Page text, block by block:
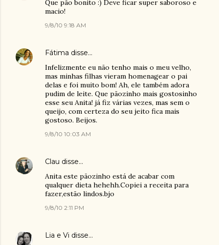
Que pão bonito :) Deve ficar super saboroso e
macio!
9/8/10 9:18 AM
Fátima disse…
Infelizmente eu não tenho mais o meu velho,
mas minhas filhas vieram homenagear o pai
delas e foi muito bom! Ah, ele também adora
pudim de leite. Que pãozinho mais gostosinho
esse seu Anita! já fiz várias vezes, mas sem o
queijo, com certeza do seu jeito fica mais
gostoso. Beijos.
9/8/10 10:03 AM
Clau disse…
Anita este pãozinho está de acabar com
qualquer dieta hehehh.Copiei a receita para
fazer,estão lindos.bjo
9/8/10 2:11 PM
Lia e Vi disse…